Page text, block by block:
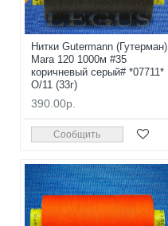
Нитки Gutermann (Гутерман)
Mara 120 1000м #35
коричневый серый# *07711*
O/11 (33г)
390.00р.
Сообщить